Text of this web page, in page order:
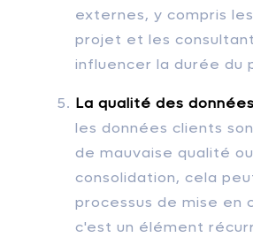
externes, y compris
projet et les
influencer la durée du
La qualité des
les données clients
de mauvaise qualité
consolidation, cela
processus de mise en
c'est un élément